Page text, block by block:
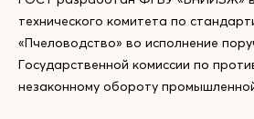
технического комитета по
«Пчеловодство» во исполнение
Государственной комиссии по
незаконному обороту